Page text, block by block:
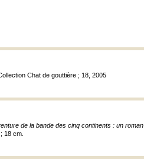
Chat de gouttière ; 18, 2005
de la bande des cinq continents : un roman
18 cm.